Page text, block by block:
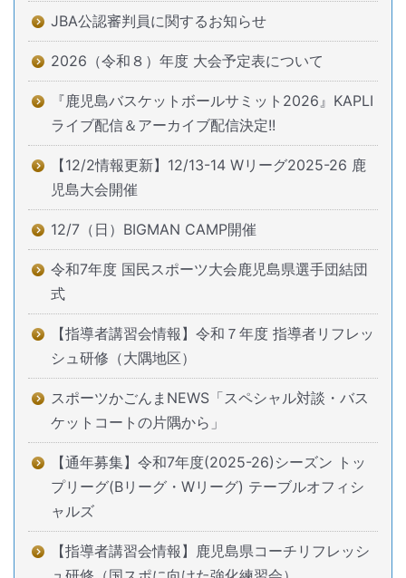
JBA公認審判員に関するお知らせ
2026（令和８）年度 大会予定表について
『鹿児島バスケットボールサミット2026』KAPLI
ライブ配信＆アーカイブ配信決定!!
【12/2情報更新】12/13-14 Wリーグ2025-26 鹿
児島大会開催
12/7（日）BIGMAN CAMP開催
令和7年度 国民スポーツ大会鹿児島県選手団結団
式
【指導者講習会情報】令和７年度 指導者リフレッ
シュ研修（大隅地区）
スポーツかごんまNEWS「スペシャル対談・バス
ケットコートの片隅から」
【通年募集】令和7年度(2025-26)シーズン トッ
プリーグ(Bリーグ・Wリーグ) テーブルオフィシ
ャルズ
【指導者講習会情報】鹿児島県コーチリフレッシ